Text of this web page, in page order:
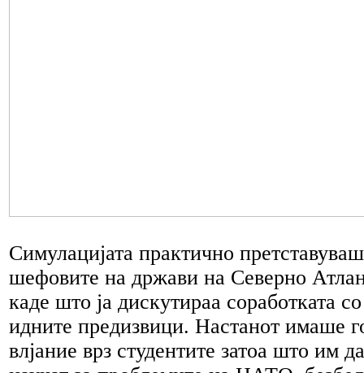
Симулацијата практично
шефовите на држави на Северно
каде што ја дискутираа соработката
идните предизвици. Настанот имаше
влјание врз студентите затоа што им